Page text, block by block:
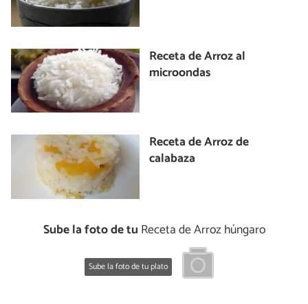
Receta de Arroz al
microondas
Receta de Arroz de
calabaza
Sube la foto de tu Receta de Arroz húngaro
Sube la foto de tu plato